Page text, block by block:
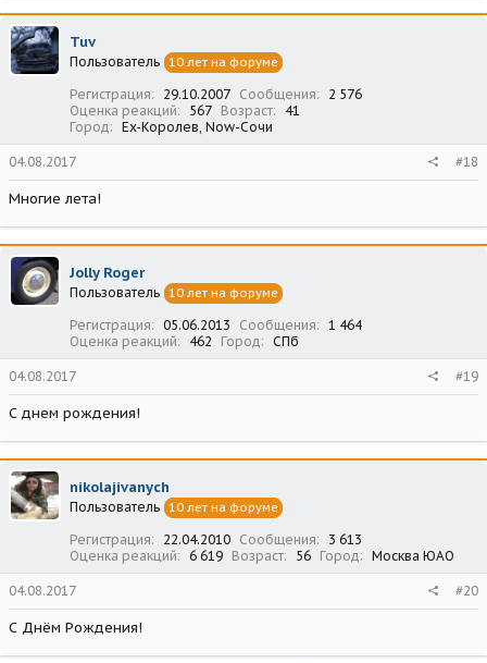
Tuv
Пользователь 10 лет на форуме
Регистрация 29.10.2007 Сообщения
2 576
Оценка реакций
567 Возраст
41
Город
Ex-Королев, Now-Сочи
04.08.2017 #18
Многие лета!
Jolly Roger
Пользователь 10 лет на форуме
Регистрация 05.06.2013 Сообщения
1 464
Оценка реакций
462 Город СПб
04.08.2017 #19
С днем рождения!
nikolajivanych
Пользователь 10 лет на форуме
Регистрация 22.04.2010 Сообщения
3 613
Оценка реакций
6 619 Возраст 56 Город Москва ЮАО
04.08.2017 #20
С Днём Рождения!